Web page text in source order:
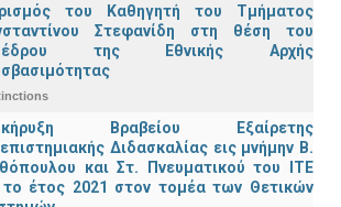
του Καθηγητή του Τμήματος
Στεφανίδη στη θέση του
της Εθνικής Αρχής
Βραβείου Εξαίρετης
Διδασκαλίας εις μνήμην Β.
και Στ. Πνευματικού του ΙΤΕ
το έτος 2021 στον τομέα των Θετικών